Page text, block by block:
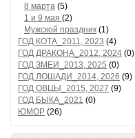
8 марта (5)
1 и 9 мая (2)
Мужской праздник (1)
ГОД КОТА_2011, 2023 (4)
ГОД ДРАКОНА_2012, 2024 (0)
ГОД ЗМЕИ_2013, 2025 (0)
ГОД ЛОШАДИ_2014, 2026 (9)
ГОД ОВЦЫ_2015, 2027 (9)
ГОД БЫКА_2021 (0)
ЮМОР (26)